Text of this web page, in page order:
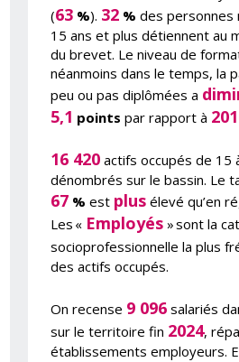
(63 %). 32 % des personnes
15 ans et plus détiennent au
du brevet. Le niveau de
néanmoins dans le temps, la
peu ou pas diplômées a
5,1 points par rapport à
16 420 actifs occupés de 15
dénombrés sur le bassin. Le
67 % est plus élevé qu’en
Les « Employés » sont la
socioprofessionnelle la plus
des actifs occupés.
On recense 9 096 salariés
sur le territoire fin 2024,
établissements employeurs.